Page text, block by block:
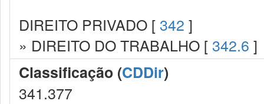
DIREITO PRIVADO [ 342 ]
» DIREITO DO TRABALHO [ 342.6 ]
Classificação (CDDir)
341.377